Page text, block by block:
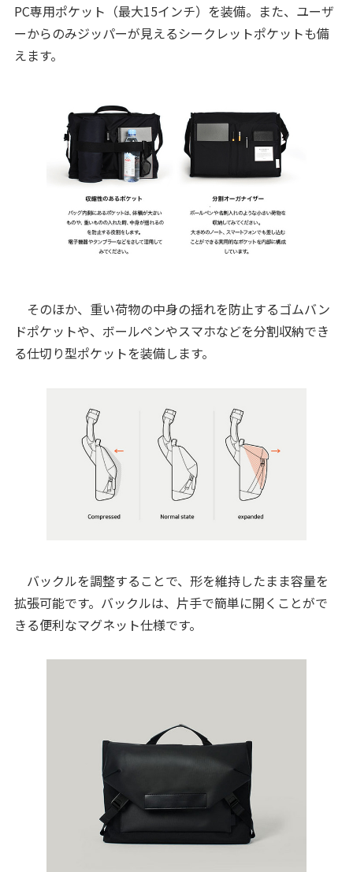
PC専用ポケット（最大15インチ）を装備。また、ユーザ
ーからのみジッパーが見えるシークレットポケットも備
えます。
そのほか、重い荷物の中身の揺れを防止するゴムバン
ドポケットや、ボールペンやスマホなどを分割収納でき
る仕切り型ポケットを装備します。
バックルを調整することで、形を維持したまま容量を
拡張可能です。バックルは、片手で簡単に開くことがで
きる便利なマグネット仕様です。